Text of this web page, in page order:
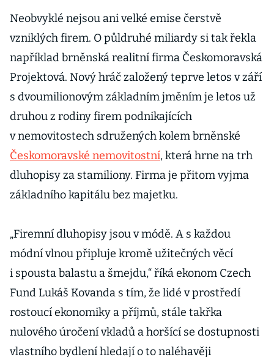
Neobvyklé nejsou ani velké emise čerstvě
vzniklých firem. O půldruhé miliardy si tak řekla
například brněnská realitní firma Českomoravská
Projektová. Nový hráč založený teprve letos v září
s dvoumilionovým základním jměním je letos už
druhou z rodiny firem podnikajících
v nemovitostech sdružených kolem brněnské
Českomoravské nemovitostní, která hrne na trh
dluhopisy za stamiliony. Firma je přitom vyjma
základního kapitálu bez majetku.
„Firemní dluhopisy jsou v módě. A s každou
módní vlnou připluje kromě užitečných věcí
i spousta balastu a šmejdu,“ říká ekonom Czech
Fund Lukáš Kovanda s tím, že lidé v prostředí
rostoucí ekonomiky a příjmů, stále takřka
nulového úročení vkladů a horšící se dostupnosti
vlastního bydlení hledají o to naléhavěji